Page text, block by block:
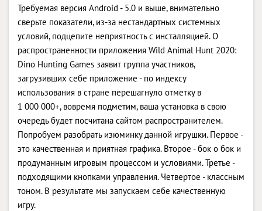
Требуемая версия Android - 5.0 и выше, внимательно
сверьте показатели, из-за нестандартных системных
условий, подцепите неприятность с инсталляцией. О
распространенности приложения Wild Animal Hunt 2020:
Dino Hunting Games заявит группа участников,
загрузивших себе приложение - по индексу
использования в стране перешагнуло отметку в
1 000 000+, вовремя подметим, ваша установка в свою
очередь будет посчитана сайтом распространителем.
Попробуем разобрать изюминку данной игрушки. Первое -
это качественная и приятная графика. Второе - бок о бок и
продуманным игровым процессом и условиями. Третье -
подходящими кнопками управления. Четвертое - классным
тоном. В результате мы запускаем себе качественную
игру.